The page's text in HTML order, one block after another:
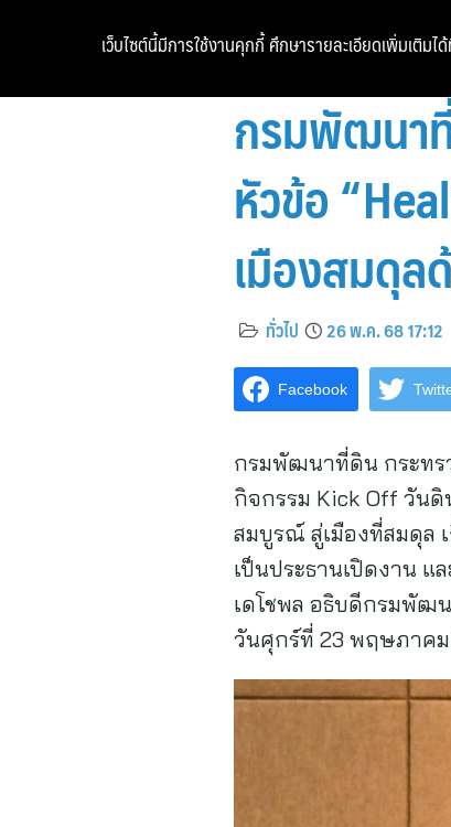
กรมพัฒนา
หัวข้อ
เมืองสมดุ
ทั่วไป 26 พ.ค. 68 17:12
Facebook
กรมพัฒนาที่ดิน กระทร
กิจกรรม Kick Off วัน
สมบูรณ์ สู่เมืองที่สมดุล
เป็นประธานเปิดงาน
เดโชพล อธิบดีกรมพัฒ
วันศุกร์ที่ 23 พฤษภาค
เว็บไซต์นี้มีการใช้งานคุกกี้ ศึกษารายละเอียดเพิ่มเติมไ